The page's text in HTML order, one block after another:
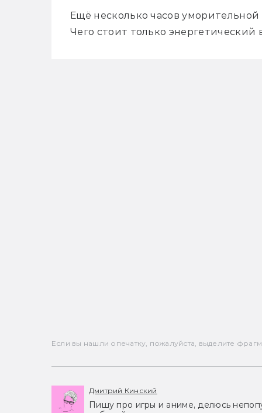
Ещё несколько часов
Чего стоит только
Если вы нашли опечатку, пожалуйста, выделите
Дмитрий Кинский
Пишу про игры и аниме, делюсь